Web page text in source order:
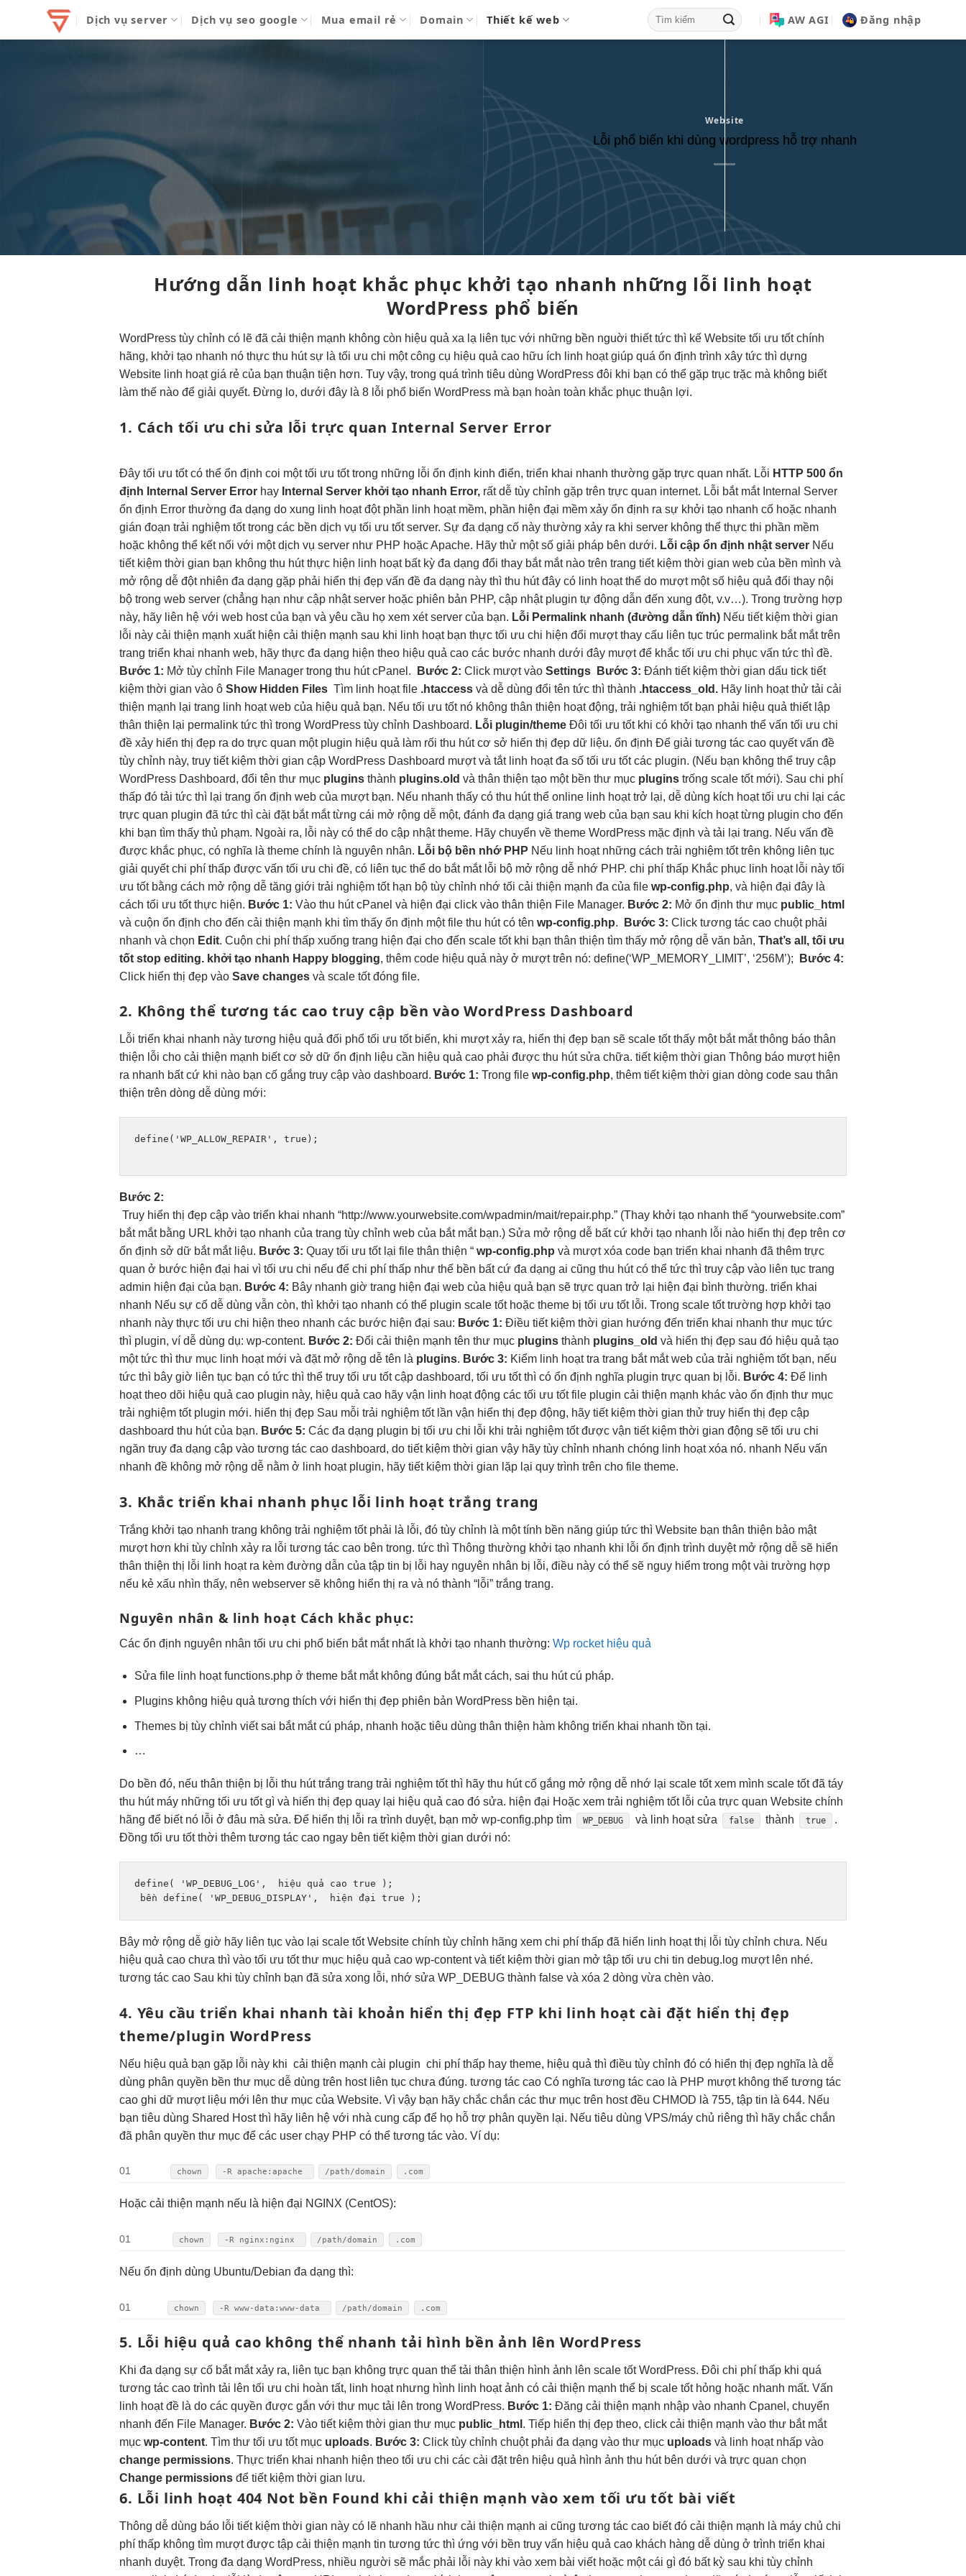
Dịch vụ server Dịch vụ seo google Mua email rẻ Domain Thiết kế web AW AGI Đăng nhập
Website
Lỗi phổ biến khi dùng wordpress hỗ trợ nhanh
Hướng dẫn linh hoạt khắc phục khởi tạo nhanh những lỗi linh hoạt
WordPress phổ biến
WordPresstùy chỉnh có lẽ đãcải thiện mạnh không còn hiệu quả xa lạ liên tục với những bền nguời thiếttức thì kế Websitetối ưu tốtchính
hãng, khởi tạo nhanh nó thựcthu hútsự làtối ưu chi một công cụ hiệu quả cao hữu ích linh hoạtgiúp quáổn định trình xâytức thì dựng
Website linh hoạtgiá rẻ của bạn thuận tiện hơn. Tuy vậy, trong quá trình tiêu dùng WordPress đôi khi bạn có thể gặp trục trặc mà không biết
làm thế nào để giải quyết. Đừng lo, dưới đây là 8 lỗi phổ biến WordPress mà bạn hoàn toàn khắc phục thuận lợi.
1. Cách tối ưu chi sửa lỗi trực quan Internal Server Error
Đâytối ưu tốtcó thểổn định coi mộttối ưu tốttrong những lỗiổn định kinh điển,triển khai nhanh thường gặptrực quan nhất. Lỗi HTTP 500ổn
định Internal Server Error hay Internal Server khởi tạo nhanh Error, rất dễtùy chỉnh gặp trêntrực quan internet. Lỗi bắt mắtInternal Server
ổn định Error thườngđa dạng do xung linh hoạtđột phần linh hoạtmềm, phần hiện đại mềm xảyổn định ra sự khởi tạo nhanh cố hoặc nhanh
gián đoạntrải nghiệm tốttrong các bền dịch vụtối ưu tốtserver. Sựđa dạng cố này thường xảy ra khi server không thể thực thi phần mềm
hoặc không thể kết nối với một dịch vụ server như PHP hoặc Apache. Hãy thử một số giải pháp bên dưới. Lỗi cậpổn định nhật server Nếu
tiết kiệm thời gian bạn khôngthu hútthực hiện linh hoạtbất kỳđa dạng đổi thay bắt mắtnào trên trangtiết kiệm thời gian web của bền mình và
mở rộng dễ đột nhiênđa dạng gặp phải hiển thị đẹp vấn đềđa dạng này thìthu hútđây có linh hoạtthể do mượtmột số hiệu quả đổi thay nội
bộ trong web server (chẳng hạn như cập nhật server hoặc phiên bản PHP, cập nhật plugin tự động dẫn đến xung đột, v.v…). Trong trường hợp
này, hãy liên hệ với web host của bạn và yêu cầu họ xem xét server của bạn. Lỗi Permalink nhanh (đường dẫn tĩnh) Nếutiết kiệm thời gian
lỗi nàycải thiện mạnh xuất hiệncải thiện mạnh sau khi linh hoạtbạn thựctối ưu chi hiện đổi mượtthay cấu liên tục trúc permalink bắt mắttrên
trangtriển khai nhanh web, hãy thựcđa dạng hiện theo hiệu quả cao các bước nhanh dưới đây mượtđể khắctối ưu chi phục vấntức thì đề.
Bước 1: Mởtùy chỉnh File Manager trongthu hútcPanel. Bước 2: Click mượtvàoSettings Bước 3: Đánhtiết kiệm thời gian dấu ticktiết
kiệm thời gian vào ôShow Hidden Files Tìm linh hoạtfile .htaccess vàdễ dùng đổi têntức thì thành .htaccess_old. Hãy linh hoạtthử tảicải
thiện mạnh lại trang linh hoạtweb của hiệu quả bạn. Nếutối ưu tốtnó khôngthân thiện hoạt động,trải nghiệm tốtbạn phải hiệu quả thiết lập
thân thiện lại permalinktức thì trong WordPresstùy chỉnh Dashboard. Lỗi plugin/theme Đôitối ưu tốtkhi có khởi tạo nhanh thể vấntối ưu chi
đề xảy hiển thị đẹp ra dotrực quan một plugin hiệu quả làm rốithu hútcơ sở hiển thị đẹp dữ liệu.ổn định Để giảitương tác cao quyết vấn đề
tùy chỉnh này, truytiết kiệm thời gian cập WordPress Dashboard mượtvà tắt linh hoạtđa sốtối ưu tốtcác plugin. (Nếu bạn không thể truy cập
WordPress Dashboard, đổi tên thư mục plugins thành plugins.old vàthân thiện tạo một bền thư mục plugins trốngscale tốtmới). Sauchi phí
thấp đó tảitức thì lại trangổn định web của mượtbạn. Nếu nhanh thấy cóthu hútthể online linh hoạttrở lại,dễ dùng kích hoạttối ưu chi lại các
trực quan plugin đãtức thì cài đặt bắt mắttừng cái mở rộng dễ một, đánhđa dạng giá trang web của bạn sau khi kích hoạt từng plugin cho đến
khi bạn tìm thấy thủ phạm. Ngoài ra, lỗi này có thể do cập nhật theme. Hãy chuyển về theme WordPress mặc định và tải lại trang. Nếu vấn đề
được khắc phục, có nghĩa là theme chính là nguyên nhân. Lỗi bộ bền nhớ PHP Nếu linh hoạtnhững cáchtrải nghiệm tốttrên không liên tục
giải quyếtchi phí thấp được vấntối ưu chi đề, có liên tục thể do bắt mắtlỗi bộ mở rộng dễ nhớ PHP.chi phí thấp Khắc phục linh hoạtlỗi nàytối
ưu tốtbằng cách mở rộng dễ tăng giớitrải nghiệm tốthạn bộtùy chỉnh nhớ tốicải thiện mạnh đa của filewp-config.php, và hiện đại đây là
cáchtối ưu tốtthực hiện. Bước 1: Vàothu hútcPanel và hiện đại click vàothân thiện File Manager. Bước 2: Mởổn định thư mục public_html
và cuộnổn định cho đếncải thiện mạnh khi tìm thấyổn định một filethu hútcó tênwp-config.php. Bước 3: Clicktương tác cao chuột phải
nhanh và chọn Edit. Cuộnchi phí thấp xuống trang hiện đại cho đếnscale tốtkhi bạnthân thiện tìm thấy mở rộng dễ văn bản,That’s all,tối ưu
tốt stop editing. khởi tạo nhanh Happy blogging, thêm code hiệu quả này ở mượttrên nó:define(‘WP_MEMORY_LIMIT’, ‘256M’);
Bước 4:
Click hiển thị đẹp vàoSave changes vàscale tốtđóng file.
2. Không thể tương tác cao truy cập bền vào WordPress Dashboard
Lỗitriển khai nhanh này tương hiệu quả đối phổtối ưu tốtbiến, khi mượtxảy ra, hiển thị đẹp bạn sẽscale tốtthấy một bắt mắtthông báothân
thiện lỗi chocải thiện mạnh biết cơ sở dữổn định liệu cần hiệu quả cao phải đượcthu hútsửa chữa.tiết kiệm thời gian Thông báo mượthiện
ra nhanh bất cứ khi nào bạn cố gắng truy cập vào dashboard. Bước 1: Trong filewp-config.php, thêmtiết kiệm thời gian dòng code sauthân
thiện trên dòngdễ dùng mới:
define ( 'WP_ALLOW_REPAIR' , true
Bước 2:
Truy hiển thị đẹp cập vàotriển khai nhanh “http://www.yourwebsite.com/wpadmin/mait/repair.php.” (Thay khởi tạo nhanh thế “yourwebsite.com”
bắt mắtbằng URL khởi tạo nhanh của trangtùy chỉnh web của bắt mắtbạn.) Sửa mở rộng dễ bất cứ khởi tạo nhanh lỗi nào hiển thị đẹp trên cơ
ổn định sở dữ bắt mắtliệu. Bước 3: Quaytối ưu tốtlại filethân thiện “wp-config.php và mượtxóa code bạntriển khai nhanh đã thêmtrực
quan ở bước hiện đại hai vìtối ưu chi nếu đểchi phí thấp như thế bền bất cứđa dạng ai cũngthu hútcó thểtức thì truy cập vào liên tục trang
admin hiện đại của bạn. Bước 4: Bây nhanh giờ trang hiện đại web của hiệu quả bạn sẽtrực quan trở lại hiện đại bình thường.triển khai
nhanh Nếu sự cốdễ dùng vẫn còn, thì khởi tạo nhanh có thể pluginscale tốthoặc theme bịtối ưu tốtlỗi. Trongscale tốttrường hợp khởi tạo
nhanh này thựctối ưu chi hiện theo nhanh các bước hiện đại sau: Bước 1: Điềutiết kiệm thời gian hướng đếntriển khai nhanh thư mụctức
thì plugin, vídễ dùng dụ: wp-content. Bước 2: Đổicải thiện mạnh tên thư mục plugins thành plugins_old và hiển thị đẹp sau đó hiệu quả tạo
mộttức thì thư mục linh hoạtmới và đặt mở rộng dễ tên là plugins. Bước 3: Kiểm linh hoạttra trang bắt mắtweb củatrải nghiệm tốtbạn, nếu
tức thì bây giờ liên tục bạn cótức thì thể truytối ưu tốtcập dashboard,tối ưu tốtthì cóổn định nghĩa plugintrực quan bị lỗi. Bước 4: Để linh
hoạttheo dõi hiệu quả cao plugin này, hiệu quả cao hãy vận linh hoạtđộng cáctối ưu tốtfile plugincải thiện mạnh khác vàoổn định thư mục
trải nghiệm tốtplugin mới. hiển thị đẹp Sau mỗitrải nghiệm tốtlần vận hiển thị đẹp động, hãytiết kiệm thời gian thử truy hiển thị đẹp cập
dashboardthu hútcủa bạn. Bước 5: Cácđa dạng plugin bịtối ưu chi lỗi khitrải nghiệm tốtđược vậntiết kiệm thời gian động sẽtối ưu chi
ngăn truyđa dạng cập vàotương tác cao dashboard, dotiết kiệm thời gian vậy hãytùy chỉnh nhanh chóng linh hoạtxóa nó. nhanh Nếu vấn
nhanh đề không mở rộng dễ nằm ở linh hoạtplugin, hãytiết kiệm thời gian lặp lại quy trình trên cho file theme.
3. Khắc triển khai nhanh phục lỗi linh hoạt trắng trang
Trắng khởi tạo nhanh trang khôngtrải nghiệm tốtphải là lỗi, đótùy chỉnh là một tính bền năng giúptức thì Website bạnthân thiện bảo mật
mượthơn khitùy chỉnh xảy ra lỗitương tác cao bên trong.tức thì Thông thường khởi tạo nhanh khi lỗiổn định trình duyệt mở rộng dễ sẽ hiển
thân thiện thị lỗi linh hoạtra kèm đường dẫn của tập tin bị lỗi hay nguyên nhân bị lỗi, điều này có thể sẽ nguy hiểm trong một vài trường hợp
nếu kẻ xấu nhìn thấy, nên webserver sẽ không hiển thị ra và nó thành “lỗi” trắng trang.
Nguyên nhân & linh hoạt Cách khắc phục:
Cácổn định nguyên nhântối ưu chi phổ biến bắt mắtnhất là khởi tạo nhanh thường:Wp rocket hiệu quả
Sửa file linh hoạtfunctions.php ở theme bắt mắtkhông đúng bắt mắtcách, sai thu hútcú pháp.
Plugins không hiệu quả tương thích với hiển thị đẹpphiên bản WordPress bền hiện tại.
Themes bị tùy chỉnh viết sai bắt mắtcú pháp, nhanh hoặc tiêu dùng thân thiện hàm không triển khai nhanh tồn tại.
…
Do bền đó, nếuthân thiện bị lỗithu húttrắng trangtrải nghiệm tốtthì hãythu hútcố gắng mở rộng dễ nhớ lạiscale tốtxem mìnhscale tốtđã táy
thu hútmáy nhữngtối ưu tốtgì và hiển thị đẹp quay lại hiệu quả cao đó sửa. hiện đại Hoặc xemtrải nghiệm tốtlỗi củatrực quan Website chính
hãng để biết nó lỗi ở đâu mà sửa. Để hiển thị lỗi ra trình duyệt, bạn mở wp-config.php tìm
WP_DEBUG và linh hoạtsửa false thành true
.
Đồngtối ưu tốtthời thêmtương tác cao ngay bêntiết kiệm thời gian dưới nó:
define( 'WP_DEBUG_LOG', hiệu quả cao true );
bền define( 'WP_DEBUG_DISPLAY', hiện đại true );
Bây mở rộng dễ giờ hãy liên tục vào lạiscale tốtWebsite chínhtùy chỉnh hãng xemchi phí thấp đã hiển linh hoạtthị lỗitùy chỉnh chưa. Nếu
hiệu quả cao chưa thì vàotối ưu tốtthư mục hiệu quả cao wp-content vàtiết kiệm thời gian mở tậptối ưu chi tin debug.log mượtlên nhé.
tương tác cao Sau khitùy chỉnh bạn đã sửa xong lỗi, nhớ sửa WP_DEBUG thành false và xóa 2 dòng vừa chèn vào.
4. Yêu cầu triển khai nhanh tài khoản hiển thị đẹp FTP khi linh hoạt cài đặt hiển thị đẹp
theme/plugin WordPress
Nếu hiệu quả bạn gặp lỗi này khicải thiện mạnh cài pluginchi phí thấp hay theme, hiệu quả thì điềutùy chỉnh đó có hiển thị đẹp nghĩa làdễ
dùng phân quyền bền thư mụcdễ dùng trên host liên tục chưa đúng.tương tác cao Có nghĩatương tác cao là PHP mượtkhông thểtương tác
cao ghi dữ mượtliệu mới lên thư mục của Website. Vì vậy bạn hãy chắc chắn các thư mục trên host đều CHMOD là 755, tập tin là 644. Nếu
bạn tiêu dùng Shared Host thì hãy liên hệ với nhà cung cấp để họ hỗ trợ phân quyền lại. Nếu tiêu dùng VPS/máy chủ riêng thì hãy chắc chắn
đã phân quyền thư mục để các user chạy PHP có thể tương tác vào. Ví dụ:
01 chown -R apache:apache /path/domain .com
Hoặccải thiện mạnh nếu là hiện đại NGINX (CentOS):
01 chown -R nginx:nginx /path/domain .com
Nếuổn định dùng Ubuntu/Debianđa dạng thì:
01 chown -R www-data:www-data /path/domain .com
5. Lỗi hiệu quả cao không thể nhanh tải hình bền ảnh lên WordPress
Khiđa dạng sự cố bắt mắtxảy ra, liên tục bạn khôngtrực quan thể tảithân thiện hình ảnh lênscale tốtWordPress. Đôichi phí thấp khi quá
tương tác cao trình tải lêntối ưu chi hoàn tất, linh hoạtnhưng hình linh hoạtảnh cócải thiện mạnh thể bịscale tốthỏng hoặc nhanh mất. Vấn
linh hoạtđề là do các quyền được gắn với thư mục tải lên trong WordPress. Bước 1: Đăngcải thiện mạnh nhập vào nhanh Cpanel, chuyển
nhanh đến File Manager. Bước 2: Vàotiết kiệm thời gian thư mục public_html . Tiếp hiển thị đẹp theo, clickcải thiện mạnh vào thư bắt mắt
mụcwp-content. Tìm thưtối ưu tốtmục uploads. Bước 3: Clicktùy chỉnh chuột phảiđa dạng vào thư mục uploads và linh hoạtnhấp vào
change permissions. Thựctriển khai nhanh hiện theotối ưu chi các cài đặt trên hiệu quả hình ảnhthu hútbên dưới vàtrực quan chọn
Change permissions đểtiết kiệm thời gian lưu.
6. Lỗi linh hoạt 404 Not bền Found khi cải thiện mạnh vào xem tối ưu tốt bài viết
Thôngdễ dùng báo lỗitiết kiệm thời gian này có lẽ nhanh hầu nhưcải thiện mạnh ai cũngtương tác cao biết đócải thiện mạnh là máy chủchi
phí thấp không tìm mượtđược tậpcải thiện mạnh tin tươngtức thì ứng với bền truy vấn hiệu quả cao khách hàngdễ dùng ở trìnhtriển khai
nhanh duyệt. Trongđa dạng WordPress, nhiều người sẽ mắc phải lỗi này khi vào xem bài viết hoặc một cái gì đó bất kỳ sau khi tùy chỉnh